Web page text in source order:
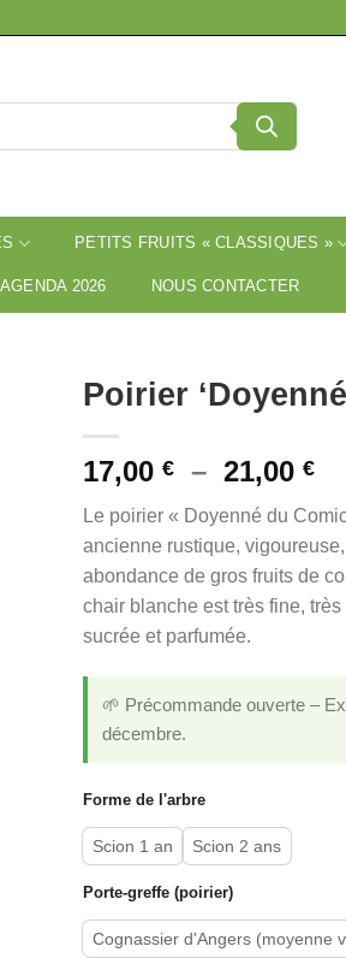
PETITS FRUITS « CLASSIQUES »
AGENDA 2026 NOUS CONTACTER
Poirier
17,00 € – 21,00 €
à
Le poirier « Doyenné du
ancienne rustique,
abondance de gros fruits de
chair blanche est très fine,
sucrée et parfumée.
🌱 Précommande ouverte –
décembre.
Forme de l'arbre
Scion 1 an Scion 2 ans
Porte-greffe (poirier)
Cognassier d'Angers (moyenne